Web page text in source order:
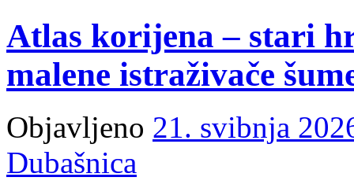
Atlas korijena – stari
malene istraživače
Objavljeno 21. svibnja
Dubašnica